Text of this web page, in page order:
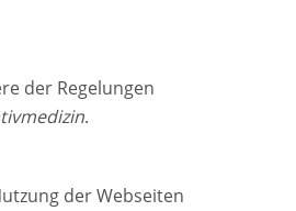
der Regelungen
.
der Webseiten